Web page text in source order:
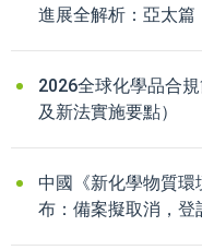
進展全解析：亞太篇
2026全球化學品合
及新法實施要點）
中國《新化學物質
布：備案擬取消，登